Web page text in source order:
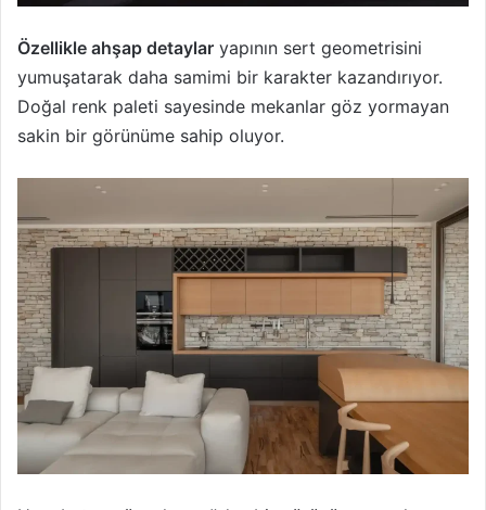
Özellikle ahşap detaylar yapının sert geometrisini
yumuşatarak daha samimi bir karakter kazandırıyor.
Doğal renk paleti sayesinde mekanlar göz yormayan
sakin bir görünüme sahip oluyor.